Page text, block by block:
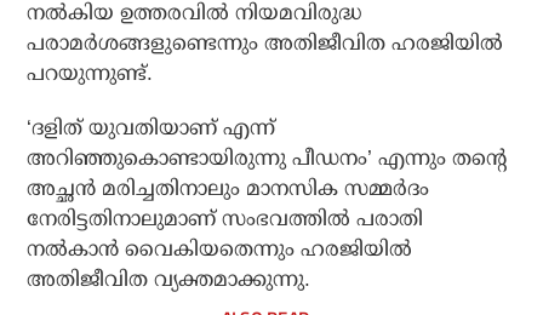
നല്‍കിയ ഉത്തരവില്‍ നിയമവിരുദ്ധ
പരാമര്‍ശങ്ങളുണ്ടെന്നും അതിജീവിത ഹരജിയില്‍
പറയുന്നുണ്ട്.
‘ദളിത് യുവതിയാണ് എന്ന്
അറിഞ്ഞുകൊണ്ടായിരുന്നു പീഡനം’ എന്നും തന്റെ
അച്ഛന്‍ മരിച്ചതിനാലും മാനസിക സമ്മര്‍ദം
നേരിട്ടതിനാലുമാണ് സംഭവത്തില്‍ പരാതി
നല്‍കാന്‍ വൈകിയതെന്നും ഹരജിയില്‍
അതിജീവിത വ്യക്തമാക്കുന്നു.